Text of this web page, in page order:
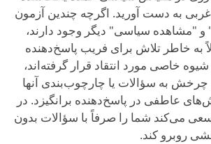
به دست آورید. اگرچه چندین آزمون
"مشاهده سیاسی" دیگر وجود دارند،
به خاطر تلاش برای فریب پاسخ‌دهنده
خاصی مورد انتقاد قرار گرفته‌اند،
چرخش به سؤالات یا چارچوب‌بندی آنها
عاطفی در پاسخ‌دهنده برانگیزد. در
می‌کند شما را صرفاً با سؤالات بدون
روبرو کند.